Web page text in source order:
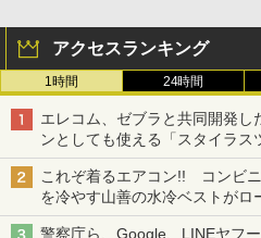
アクセスランキング
1時間 24時間
エレコム、ゼブラと共同開発
ンとしても使える「スタイラ
も、持ち替えずに書き込める
これぞ着るエアコン!! コンビ
を冷やす山善の水冷ベストがロ
ち・ざ・ろーど！その14】【
警察庁ら、Google、LINEヤフ